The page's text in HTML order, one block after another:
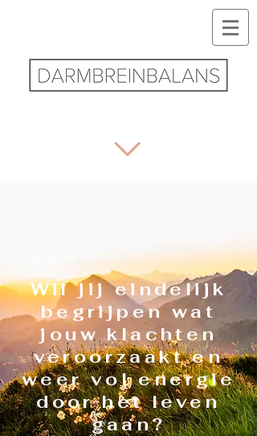
Wil jij eindelijk
begrijpen wat
jouw klachten
veroorzaakt en
weer vol energie
door het leven
gaan?